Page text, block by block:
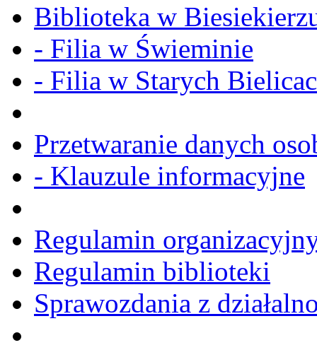
Biblioteka w
- Filia w Świeminie
- Filia w Starych
Przetwaranie danych
- Klauzule informacyjne
Regulamin
Regulamin biblioteki
Sprawozdania z